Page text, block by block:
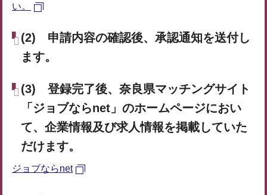
い。
(2) 申請内容の確認後、承認通知を送付し
ます。
(3) 登録完了後、奈良県マッチングサイト
「ジョブならnet」のホームページにおい
て、企業情報及び求人情報を掲載していた
だけます。
ジョブならnet